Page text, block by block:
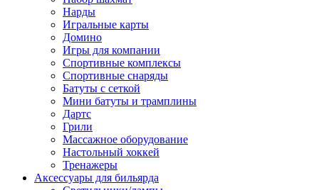
Нарды
Игральные карты
Домино
Игры для компании
Спортивные комплексы
Спортивные снаряды
Батуты с сеткой
Мини батуты и трамплины
Дартс
Грили
Массажное оборудование
Настольный хоккей
Тренажеры
Аксессуары для бильярда